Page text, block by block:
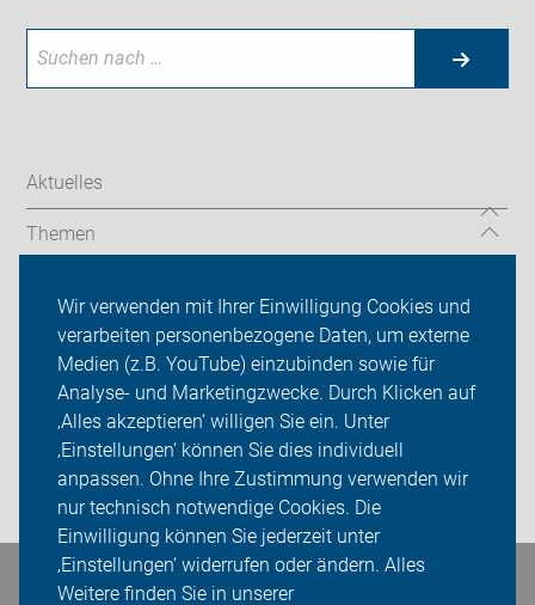
Wir verwenden mit Ihrer Einwilligung Cookies und
verarbeiten personenbezogene Daten, um externe
Medien (z.B. YouTube) einzubinden sowie für
Analyse- und Marketingzwecke. Durch Klicken auf
‚Alles akzeptieren‘ willigen Sie ein. Unter
‚Einstellungen‘ können Sie dies individuell
anpassen. Ohne Ihre Zustimmung verwenden wir
nur technisch notwendige Cookies. Die
Einwilligung können Sie jederzeit unter
‚Einstellungen‘ widerrufen oder ändern. Alles
Weitere finden Sie in unserer
Aktuelles
Themen
ADFC Märkischer Kreis
Sei dabei
Presse
Login
Bleiben Sie in Kontakt